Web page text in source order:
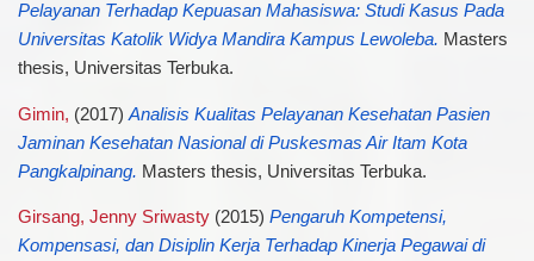
Pelayanan Terhadap Kepuasan Mahasiswa: Studi Kasus Pada
Universitas Katolik Widya Mandira Kampus Lewoleba. Masters
thesis, Universitas Terbuka.
Gimin, (2017) Analisis Kualitas Pelayanan Kesehatan Pasien
Jaminan Kesehatan Nasional di Puskesmas Air Itam Kota
Pangkalpinang. Masters thesis, Universitas Terbuka.
Girsang, Jenny Sriwasty(2015) Pengaruh Kompetensi,
Kompensasi, dan Disiplin Kerja Terhadap Kinerja Pegawai di